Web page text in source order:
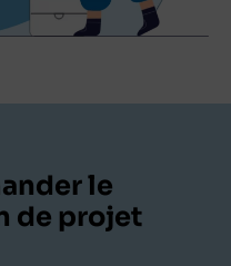
le
de projet